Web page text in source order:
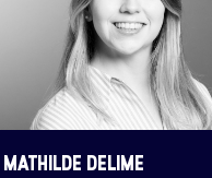
MATHILDE DELIME